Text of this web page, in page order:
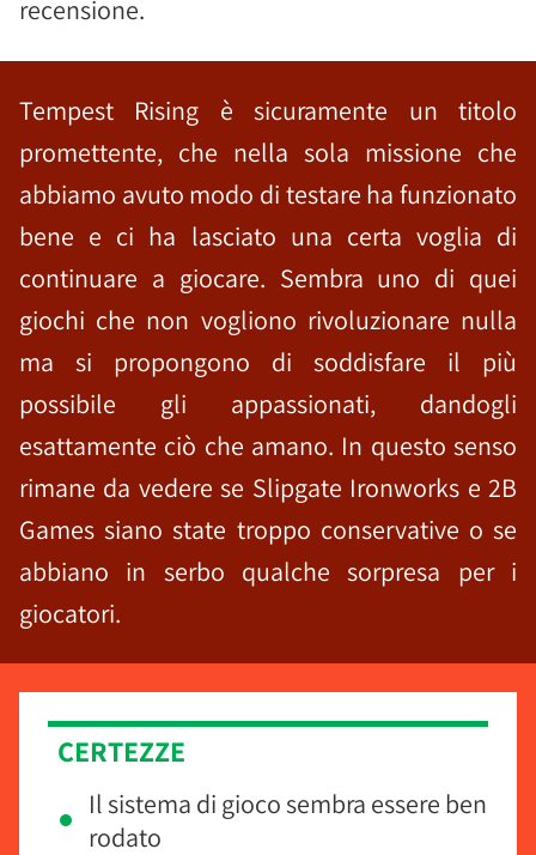
recensione.
Tempest Rising è sicuramente un titolo
promettente, che nella sola missione che
abbiamo avuto modo di testare ha funzionato
bene e ci ha lasciato una certa voglia di
continuare a giocare. Sembra uno di quei
giochi che non vogliono rivoluzionare nulla
ma si propongono di soddisfare il più
possibile gli appassionati, dandogli
esattamente ciò che amano. In questo senso
rimane da vedere se Slipgate Ironworks e 2B
Games siano state troppo conservative o se
abbiano in serbo qualche sorpresa per i
giocatori.
CERTEZZE
Il sistema di gioco sembra essere ben
rodato